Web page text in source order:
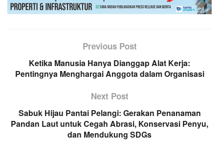
Previous Post
Ketika Manusia Hanya Dianggap Alat Kerja:
Pentingnya Menghargai Anggota dalam Organisasi
Next Post
Sabuk Hijau Pantai Pelangi: Gerakan Penanaman
Pandan Laut untuk Cegah Abrasi, Konservasi Penyu,
dan Mendukung SDGs